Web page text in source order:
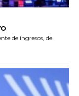
de ingresos, de